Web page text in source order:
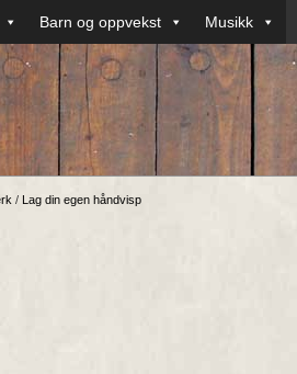
Barn og oppvekst Musikk
/ Lag din egen håndvisp